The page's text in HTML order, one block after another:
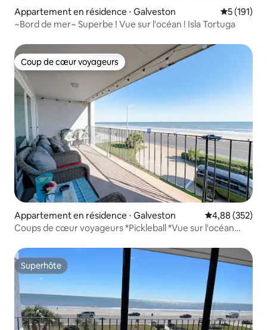
Appartement en résidence ⋅ Galveston Évaluation
5 (191)
~Bord de mer~ Superbe ! Vue sur l'océan ! Isla Tortuga
Coup de cœur voyageurs
Coup de cœur voyageurs
Appartement en résidence ⋅ Galveston Évaluation
4,88 (352)
Coups de cœur voyageurs *Pickleball *Vue sur l'océan
Superhôte
Superhôte